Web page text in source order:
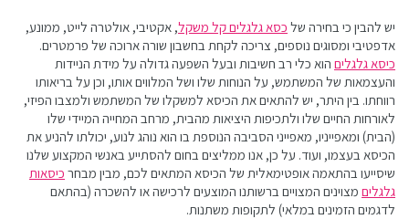
יש להבין כי בחירה של כסא גלגלים קל משקל, אקטיבי, אולטרה לייט, ממונע,
אדפטיבי ומסוגים נוספים, צריכה לקחת בחשבון שורה ארוכה של פרמטרים.
כיסא גלגלים הוא כלי רב חשיבות ובעל השפעה גדולה על מידת הניידות
והעצמאות של המשתמש, על הנוחות שלו ושל המלווים אותו, וכן על בריאותו
רווחתו. בין היתר, יש להתאים את הכיסא למשקלו של המשתמש ולמצבו הפיזי,
לאורחות החיים שלו ולתכיפות היציאות מהבית, מרחב המחייה המיידי שלו
(הבית) ומאפייניו, מאפייני הסביבה הנוספת בו הוא נוהג לנוע, יכולתו להניע את
הכיסא בעצמו, ועוד. על כן, אנו ממליצים בחום להסתייע באנשי המקצוע שלנו
שיסייעו בהתאמה אופטימאלית של הכיסא המתאים לכם, מבין מבחר כיסאות
גלגלים מצוינים המצויים ברשותנו המוצעים לרכישה או להשכרה (בהתאם
לדגמים הזמינים במלאי) לתקופות משתנות.